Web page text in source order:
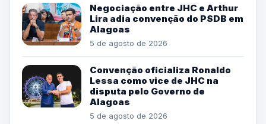
Negociação entre JHC e Arthur
Lira adia convenção do PSDB em
Alagoas
5 de agosto de 2026
Convenção oficializa Ronaldo
Lessa como vice de JHC na
disputa pelo Governo de
Alagoas
5 de agosto de 2026